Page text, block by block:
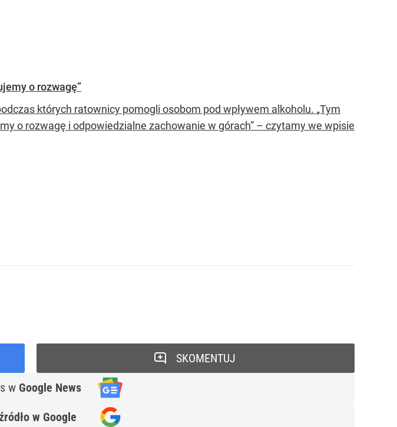
o rozwagę”
których ratownicy pomogli osobom pod wpływem alkoholu. „Tym
o rozwagę i odpowiedzialne zachowanie w górach” – czytamy we wpisie
w Google News
w Google
SKOMENTUJ